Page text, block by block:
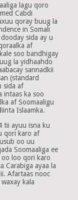
lagu qoro
Cabdi
qoray buug la
in Somali
sida ay u
af
soo bandhigay
la yidhaahdo
sannadkii
(standard
sida af
intaas ka soo
af Soomaaligu
Islaamka.
tii ayuu isna ku
qori karo af
oo uu
Soomaaliga ee
oo loo qori karo
Carabiga ayaa la
Afartaas nooc
kala